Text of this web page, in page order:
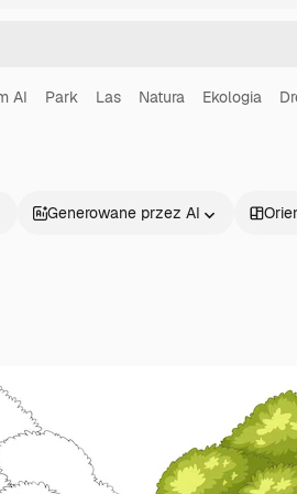
AI Park Las Natura Ekologia
Generowane przez AI
Produkty